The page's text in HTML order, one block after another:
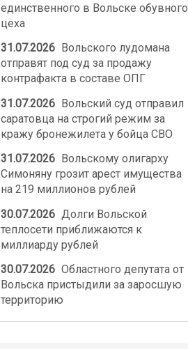
единственного в Вольске обувного
цеха
31.07.2026 Вольского лудомана
отправят под суд за продажу
контрафакта в составе ОПГ
31.07.2026 Вольский суд отправил
саратовца на строгий режим за
кражу бронежилета у бойца СВО
31.07.2026 Вольскому олигарху
Симоняну грозит арест имущества
на 219 миллионов рублей
30.07.2026 Долги Вольской
теплосети приближаются к
миллиарду рублей
30.07.2026 Областного депутата от
Вольска пристыдили за заросшую
территорию